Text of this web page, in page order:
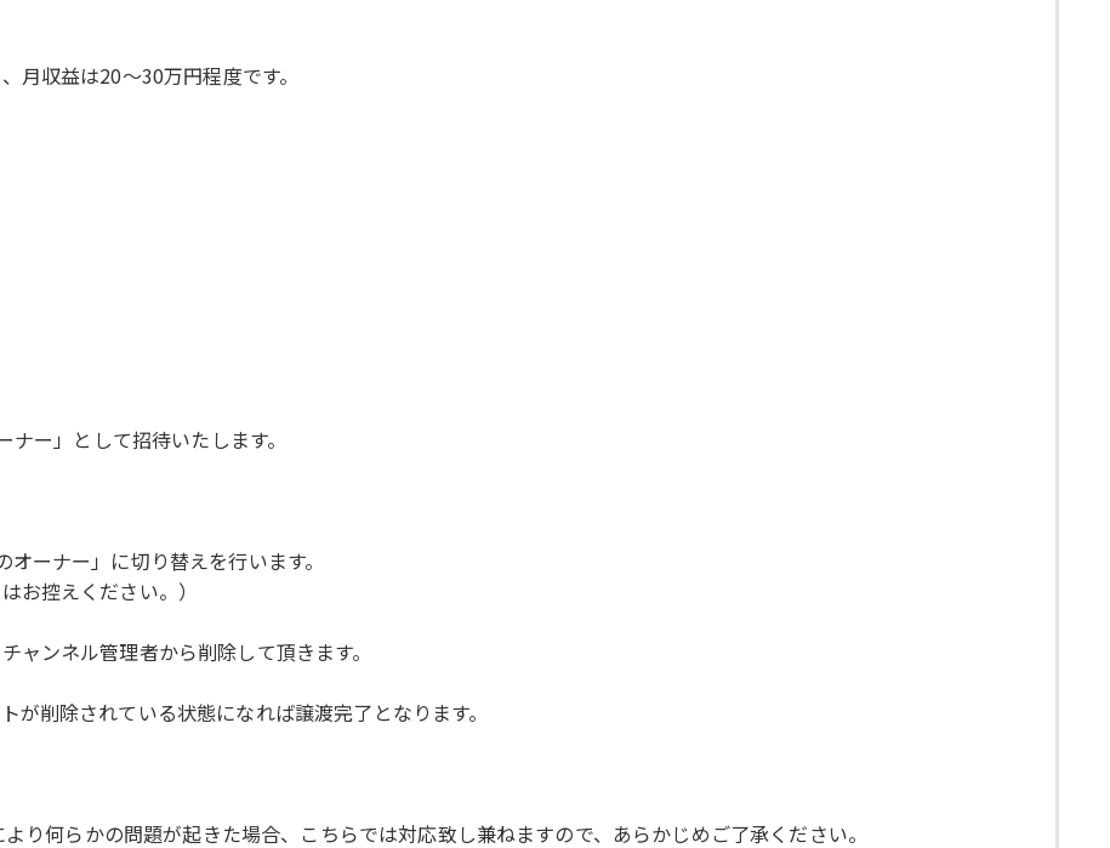
月収益は20～30万円程度です。
ー」として招待いたします。
ーナー」に切り替えを行います。
お控えください。）
ャンネル管理者から削除して頂きます。
削除されている状態になれば譲渡完了となります。
り何らかの問題が起きた場合、こちらでは対応致し兼ねますので、あらかじめご了承ください。